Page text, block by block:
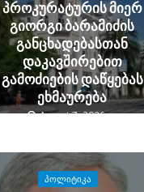
პროკურატურის მიერ
გიორგი ბარამიძის
განცხადებასთან
დაკავშირებით
გამოძიების დაწყებას
ეხმაურება
August 7, 2026
ᲞᲝᲚᲘᲢᲘᲙᲐ